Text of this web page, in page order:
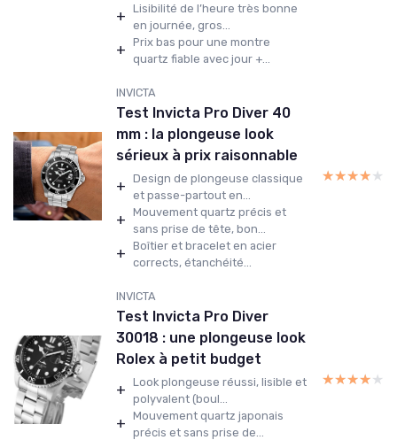
+ Lisibilité de l’heure très bonne
en journée, gros...
+ Prix bas pour une montre
quartz fiable avec jour +...
INVICTA
Test Invicta Pro Diver 40
mm : la plongeuse look
sérieux à prix raisonnable
+ Design de plongeuse classique
et passe-partout en...
+ Mouvement quartz précis et
sans prise de tête, bon...
+ Boîtier et bracelet en acier
corrects, étanchéité...
★★★★★
★★★★★
INVICTA
Test Invicta Pro Diver
30018 : une plongeuse look
Rolex à petit budget
+ Look plongeuse réussi, lisible et
polyvalent (boul...
+ Mouvement quartz japonais
précis et sans prise de...
★★★★★
★★★★★